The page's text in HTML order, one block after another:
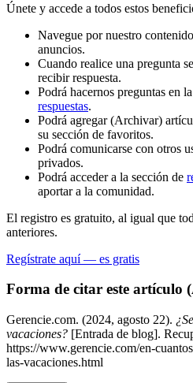
Únete y accede a todos estos
Navegue por nuestro
anuncios.
Cuando realice una pregunta
recibir respuesta.
Podrá hacernos preguntas en
respuestas.
Podrá agregar (Archivar)
su sección de favoritos.
Podrá comunicarse con otros
privados.
Podrá acceder a la sección de
aportar a la comunidad.
El registro es gratuito, al igual que
anteriores.
Regístrate aquí — es gratis
Forma de citar este artículo
Gerencie.com. (2024, agosto 22).
vacaciones? [Entrada de blog].
https://www.gerencie.com/en-
las-vacaciones.html